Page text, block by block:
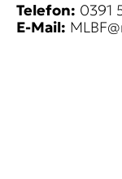
Telefon: 0391
E-Mail: